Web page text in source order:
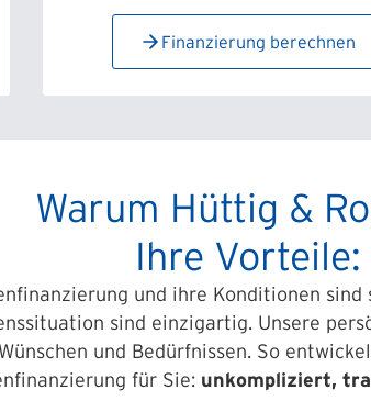
Finanzierung berechnen
Warum Hüttig &
Ihre Vorteile:
und ihre Konditionen sind
sind einzigartig. Unsere
und Bedürfnissen. So
für Sie: unkompliziert,